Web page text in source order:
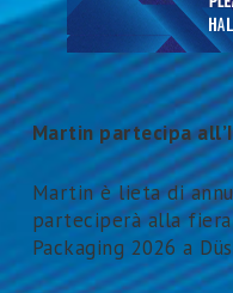
Martin partecipa
Martin è lieta di
parteciperà alla
Packaging 2026 a